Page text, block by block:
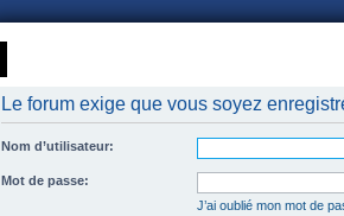
Le forum exige que vous soyez
Nom d’utilisateur:
Mot de passe:
J’ai oublié mon mot de